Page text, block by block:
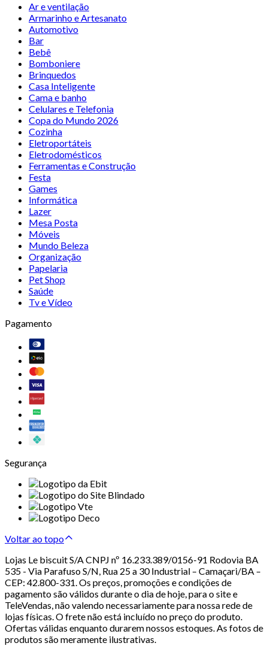
Ar e ventilação
Armarinho e Artesanato
Automotivo
Bar
Bebê
Bomboniere
Brinquedos
Casa Inteligente
Cama e banho
Celulares e Telefonia
Copa do Mundo 2026
Cozinha
Eletroportáteis
Eletrodomésticos
Ferramentas e Construção
Festa
Games
Informática
Lazer
Mesa Posta
Móveis
Mundo Beleza
Organização
Papelaria
Pet Shop
Saúde
Tv e Vídeo
Pagamento
Segurança
Voltar ao topo
Lojas Le biscuit S/A CNPJ nº 16.233.389/0156-91 Rodovia BA
535 - Via Parafuso S/N, Rua 25 a 30 Industrial – Camaçari/BA –
CEP: 42.800-331. Os preços, promoções e condições de
pagamento são válidos durante o dia de hoje, para o site e
TeleVendas, não valendo necessariamente para nossa rede de
lojas físicas. O frete não está incluído no preço do produto.
Ofertas válidas enquanto durarem nossos estoques. As fotos de
produtos são meramente ilustrativas.